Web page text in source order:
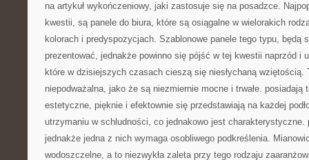
na artykuł wykończeniowy, jaki zastosuje się na posadzce.
kwestii, są panele do biura, które są osiągalne w wielorakich
kolorach i predyspozycjach. Szablonowe panele tego typu, będą
prezentować, jednakże powinno się pójść w tej kwestii naprzód i
które w dzisiejszych czasach cieszą się niesłychaną wziętością.
niepodważalna, jako że są niezmiernie mocne i trwałe. posiadają
estetyczne, pięknie i efektownie się przedstawiają na każdej
utrzymaniu w schludności, co jednakowo jest charakterystyczne.
jednakże jedna z nich wymaga osobliwego podkreślenia.
wodoszczelne, a to niezwykła zaleta przy tego rodzaju